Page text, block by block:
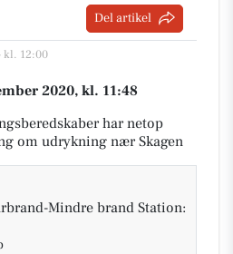
Del artikel
kl. 12:00
2020, kl. 11:48
har netop
om udrykning nær Skagen
Mindre brand Station: